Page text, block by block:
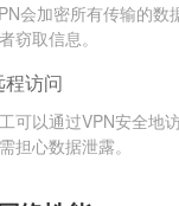
会加密所有传输的数
窃取信息。
访问
可以通过VPN安全地
担心数据泄露。